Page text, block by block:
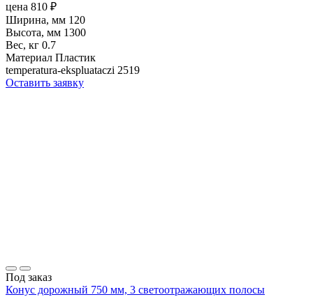
цена 810 ₽
Ширина, мм 120
Высота, мм 1300
Вес, кг 0.7
Материал Пластик
temperatura-ekspluataczi 2519
Оставить заявку
Под заказ
Конус дорожный 750 мм, 3 светоотражающих полосы